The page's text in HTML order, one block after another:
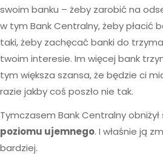
swoim banku – żeby zarobić na
w tym Bank Centralny, żeby płacić
taki, żeby zachęcać banki do
twoim interesie. Im więcej bank
tym większa szansa, że będzie ci
razie jakby coś poszło nie tak.
Tymczasem Bank Centralny
poziomu ujemnego. I właśnie ją
bardziej.